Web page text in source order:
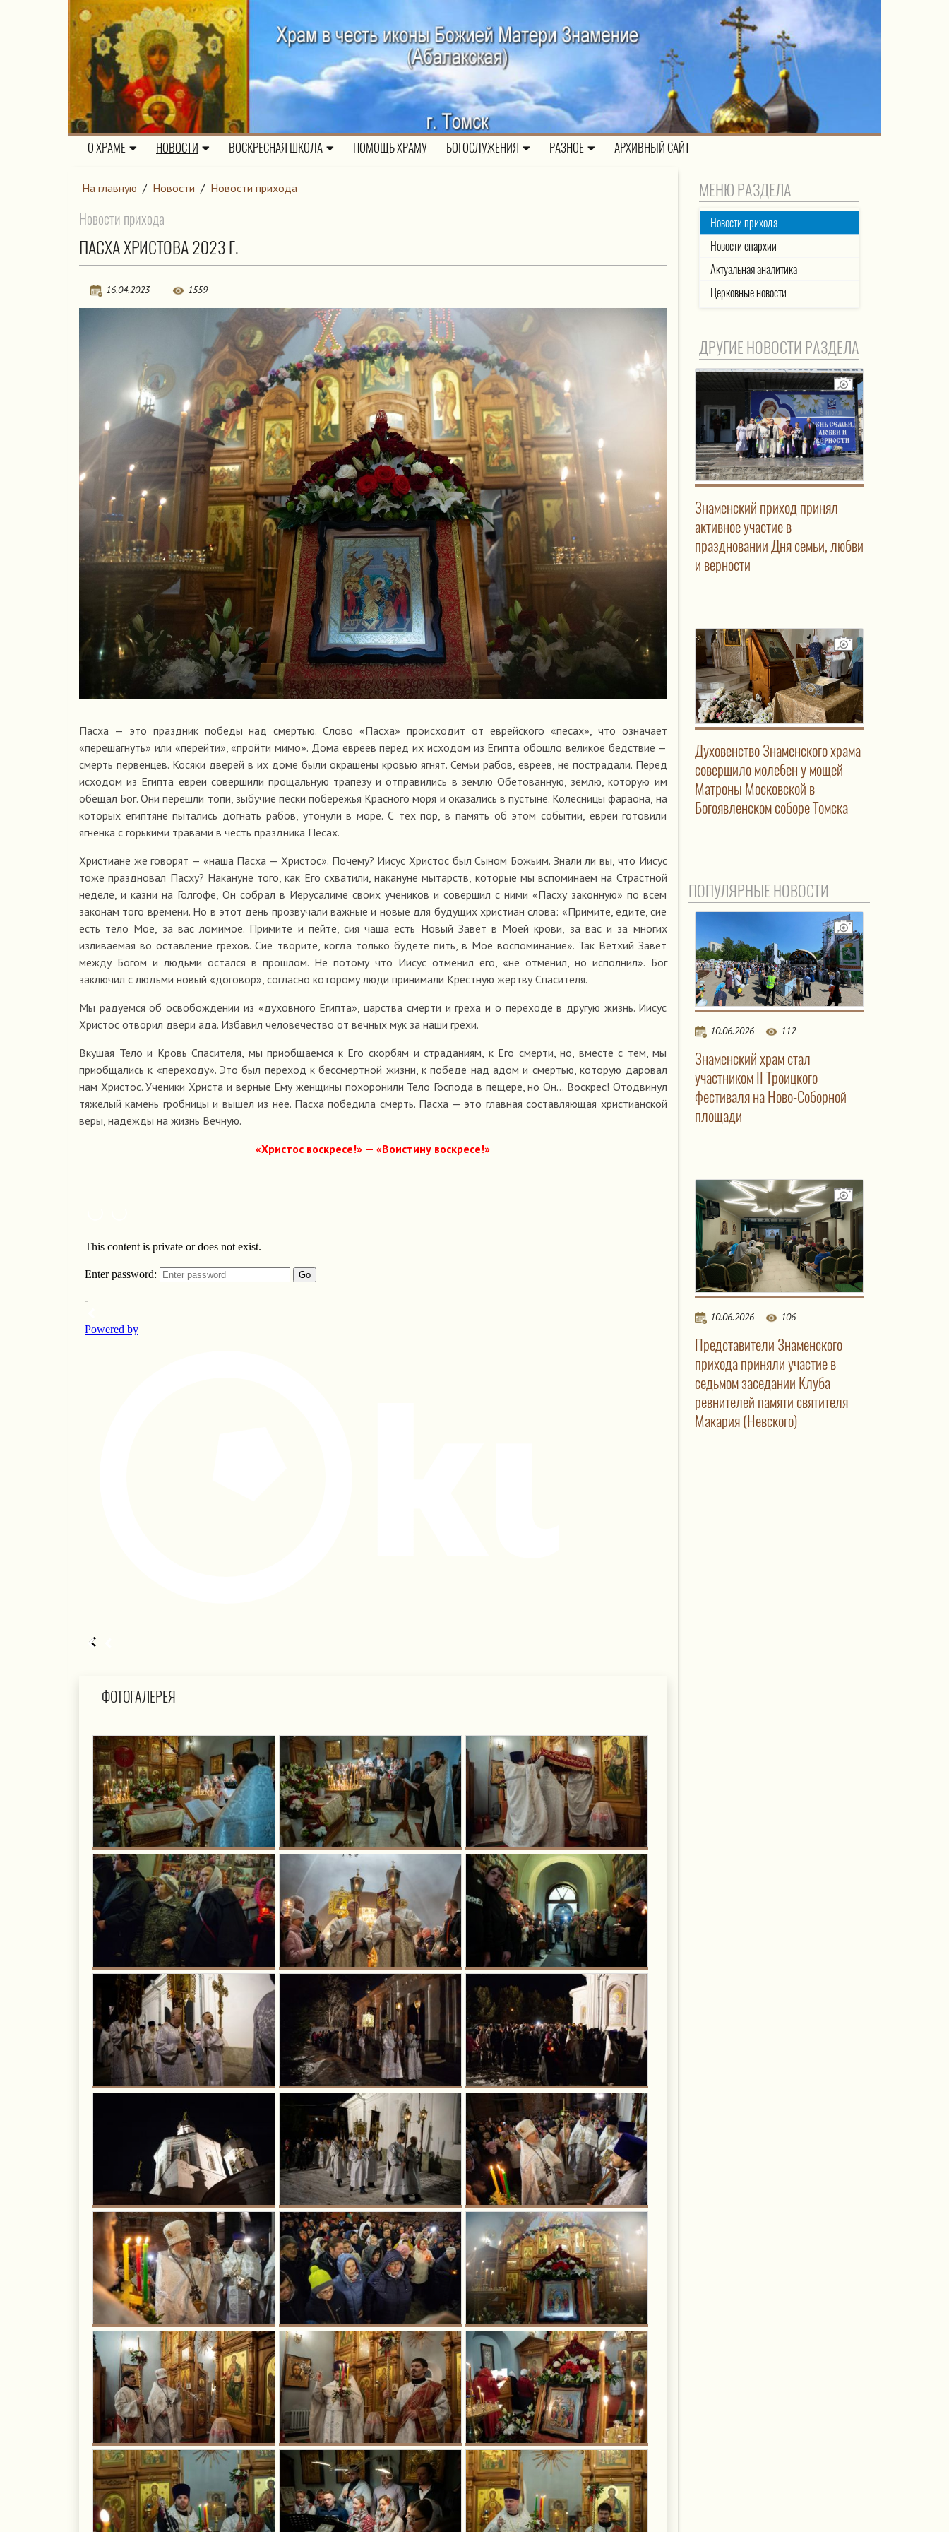
О ХРАМЕ НОВОСТИ ВОСКРЕСНАЯ ШКОЛА ПОМОЩЬ ХРАМУ БОГОСЛУЖЕНИЯ РАЗНОЕ АРХИВНЫЙ САЙТ
На главную / Новости / Новости прихода
Новости прихода
ПАСХА ХРИСТОВА 2023 Г.
16.04.2023 1559
Пасха — это праздник победы над смертью. Слово «Пасха» происходит от еврейского «песах», что означает
«перешагнуть» или «перейти», «пройти мимо». Дома евреев перед их исходом из Египта обошло великое бедствие —
смерть первенцев. Косяки дверей в их доме были окрашены кровью ягнят. Семьи рабов, евреев, не пострадали. Перед
исходом из Египта евреи совершили прощальную трапезу и отправились в землю Обетованную, землю, которую им
обещал Бог. Они перешли топи, зыбучие пески побережья Красного моря и оказались в пустыне. Колесницы фараона, на
которых египтяне пытались догнать рабов, утонули в море. С тех пор, в память об этом событии, евреи готовили
ягненка с горькими травами в честь праздника Песах.
Христиане же говорят — «наша Пасха — Христос». Почему? Иисус Христос был Сыном Божьим. Знали ли вы, что Иисус
тоже праздновал Пасху? Накануне того, как Его схватили, накануне мытарств, которые мы вспоминаем на Страстной
неделе, и казни на Голгофе, Он собрал в Иерусалиме своих учеников и совершил с ними «Пасху законную» по всем
законам того времени. Но в этот день прозвучали важные и новые для будущих христиан слова: «Примите, едите, сие
есть тело Мое, за вас ломимое. Примите и пейте, сия чаша есть Новый Завет в Моей крови, за вас и за многих
изливаемая во оставление грехов. Сие творите, когда только будете пить, в Мое воспоминание». Так Ветхий Завет
между Богом и людьми остался в прошлом. Не потому что Иисус отменил его, «не отменил, но исполнил». Бог
заключил с людьми новый «договор», согласно которому люди принимали Крестную жертву Спасителя.
Мы радуемся об освобождении из «духовного Египта», царства смерти и греха и о переходе в другую жизнь. Иисус
Христос отворил двери ада. Избавил человечество от вечных мук за наши грехи.
Вкушая Тело и Кровь Спасителя, мы приобщаемся к Его скорбям и страданиям, к Его смерти, но, вместе с тем, мы
приобщались к «переходу». Это был переход к бессмертной жизни, к победе над адом и смертью, которую даровал
нам Христос. Ученики Христа и верные Ему женщины похоронили Тело Господа в пещере, но Он… Воскрес! Отодвинул
тяжелый камень гробницы и вышел из нее. Пасха победила смерть. Пасха — это главная составляющая христианской
веры, надежды на жизнь Вечную.
«Христос воскресе!» — «Воистину воскресе!»
ФОТОГАЛЕРЕЯ
МЕНЮ РАЗДЕЛА
Новости прихода
Новости епархии
Актуальная аналитика
Церковные новости
ДРУГИЕ НОВОСТИ РАЗДЕЛА
Знаменский приход принял
активное участие в
праздновании Дня семьи, любви
и верности
Духовенство Знаменского храма
совершило молебен у мощей
Матроны Московской в
Богоявленском соборе Томска
ПОПУЛЯРНЫЕ НОВОСТИ
10.06.2026 112
Знаменский храм стал
участником II Троицкого
фестиваля на Ново-Соборной
площади
10.06.2026 106
Представители Знаменского
прихода приняли участие в
седьмом заседании Клуба
ревнителей памяти святителя
Макария (Невского)